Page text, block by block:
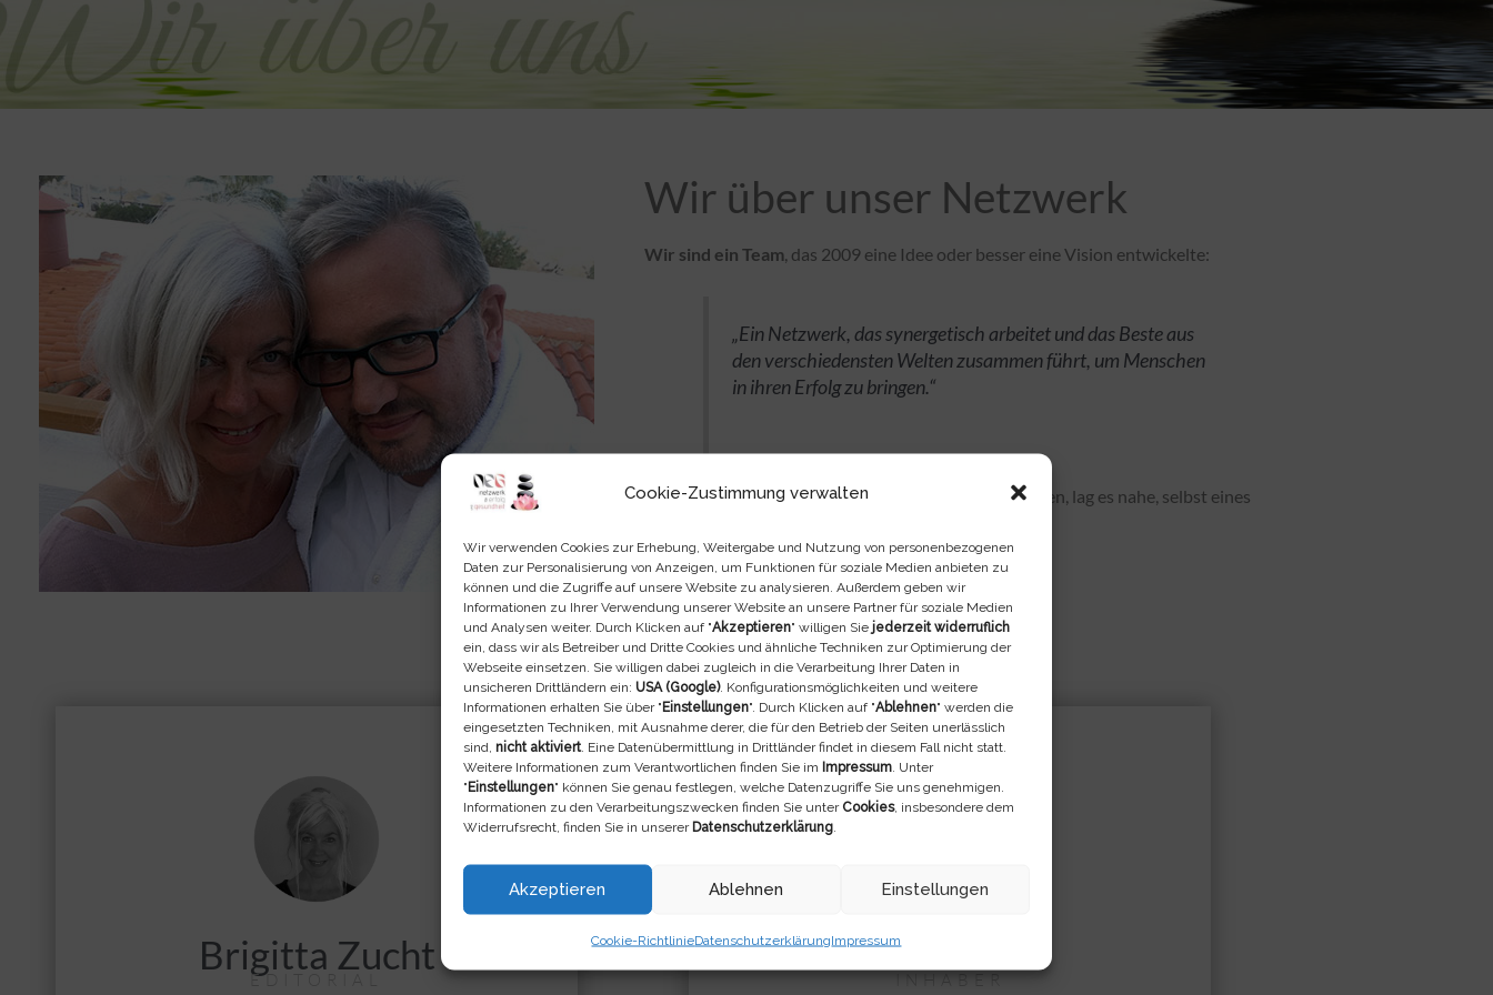
Cookie-Zustimmung verwalten
Wir verwenden Cookies zur Erhebung, Weitergabe und Nutzung von personenbezogenen
Daten zur Personalisierung von Anzeigen, um Funktionen für soziale Medien anbieten zu
können und die Zugriffe auf unsere Website zu analysieren. Außerdem geben wir
Informationen zu Ihrer Verwendung unserer Website an unsere Partner für soziale Medien
und Analysen weiter. Durch Klicken auf "Akzeptieren" willigen Sie jederzeit widerruflich
ein, dass wir als Betreiber und Dritte Cookies und ähnliche Techniken zur Optimierung der
Webseite einsetzen. Sie willigen dabei zugleich in die Verarbeitung Ihrer Daten in
unsicheren Drittländern ein: USA (Google). Konfigurationsmöglichkeiten und weitere
Informationen erhalten Sie über "Einstellungen". Durch Klicken auf "Ablehnen" werden die
eingesetzten Techniken, mit Ausnahme derer, die für den Betrieb der Seiten unerlässlich
sind, nicht aktiviert. Eine Datenübermittlung in Drittländer findet in diesem Fall nicht statt.
Weitere Informationen zum Verantwortlichen finden Sie im Impressum . Unter
"Einstellungen" können Sie genau festlegen, welche Datenzugriffe Sie uns genehmigen.
Informationen zu den Verarbeitungszwecken finden Sie unter Cookies, insbesondere dem
Widerrufsrecht, finden Sie in unserer Datenschutzerklärung
Akzeptieren Ablehnen Einstellungen
Cookie-RichtlinieDatenschutzerklärungImpressum
Wir über unser Netzwerk
Wir sind ein Team, das 2009 eine Idee oder besser eine Vision entwickelte:
„Ein Netzwerk, das synergetisch arbeitet und das Beste aus
den verschiedensten Welten zusammen führt, um Menschen
in ihren Erfolg zu bringen.“
Da wir keinNetzwerknach unserem Geschmack fanden, lag es nahe, selbst eines
Viel Spass
Brigitta Zucht
EDITORIAL
Axel Simon
INHABER